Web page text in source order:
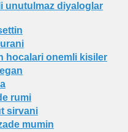
unutulmaz diyaloglar
hocalari onemli kisiler
rumi
sirvani
mumin